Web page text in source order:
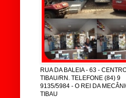
RUA DA BALEIA - 63 -
TIBAU/RN. TELEFONE (84) 9
9135/5984 - O REI DA
TIBAU